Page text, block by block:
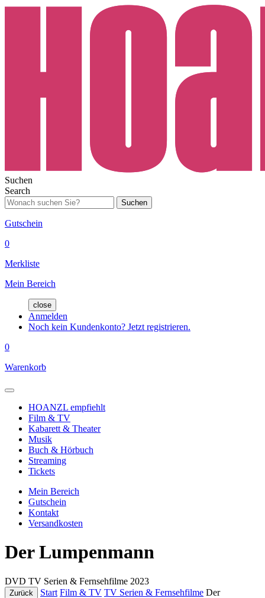
Suchen
Search
Suchen
Gutschein
0
Merkliste
Mein Bereich
close
Anmelden
Noch kein Kundenkonto? Jetzt registrieren.
0
Warenkorb
HOANZL empfiehlt
Film & TV
Kabarett & Theater
Musik
Buch & Hörbuch
Streaming
Tickets
Mein Bereich
Gutschein
Kontakt
Versandkosten
Der Lumpenmann
DVD TV Serien & Fernsehfilme 2023
Zurück Start Film & TV TV Serien & Fernsehfilme Der